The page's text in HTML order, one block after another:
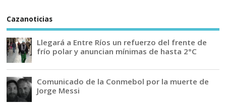
Cazanoticias
Llegará a Entre Ríos un refuerzo del frente de
frío polar y anuncian mínimas de hasta 2°C
Comunicado de la Conmebol por la muerte de
Jorge Messi